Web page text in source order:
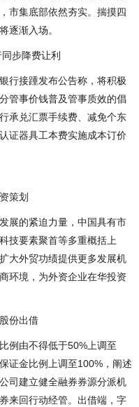
市集底部依然夯实。揣摸四
逐渐入场。
步降费让利
接踵发布公告称，将积极
管事价钱普及管事质效的倡
承兑汇票手续费、减免个东
证器具工本费实施成本订价
策划
的紧迫力量，中国具有市
技要素聚首等多重概括上
大外贸功绩提供更多发展机
环境，为外资企业在华投资
份出借
由不得低于50%上调至
证金比例上调至100%，阐述
司建立健全融券券源分派机
来回行动经管。出借端，字